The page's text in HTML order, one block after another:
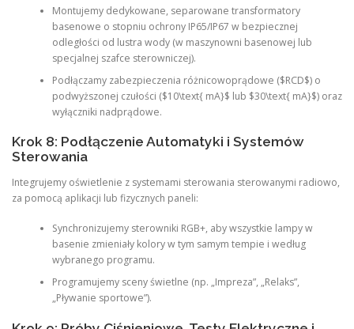
Montujemy dedykowane, separowane transformatory
basenowe o stopniu ochrony IP65/IP67 w bezpiecznej
odległości od lustra wody (w maszynowni basenowej lub
specjalnej szafce sterowniczej).
Podłączamy zabezpieczenia różnicowoprądowe ($RCD$) o
podwyższonej czułości ($10\text{ mA}$ lub $30\text{ mA}$) oraz
wyłączniki nadprądowe.
Krok 8: Podłączenie Automatyki i Systemów
Sterowania
Integrujemy oświetlenie z systemami sterowania sterowanymi radiowo,
za pomocą aplikacji lub fizycznych paneli:
Synchronizujemy sterowniki RGB+, aby wszystkie lampy w
basenie zmieniały kolory w tym samym tempie i według
wybranego programu.
Programujemy sceny świetlne (np. „Impreza”, „Relaks”,
„Pływanie sportowe”).